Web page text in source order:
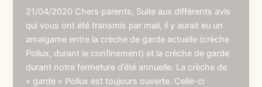
21/04/2020 Chers parents, Suite aux différents avis
qui vous ont été transmis par mail, il y aurait eu un
amalgame entre la crèche de garde actuelle (crèche
Pollux, durant le confinement) et la crèche de garde
durant notre fermeture d’été annuelle. La crèche de
« garde » Pollux est toujours ouverte. Celle-ci